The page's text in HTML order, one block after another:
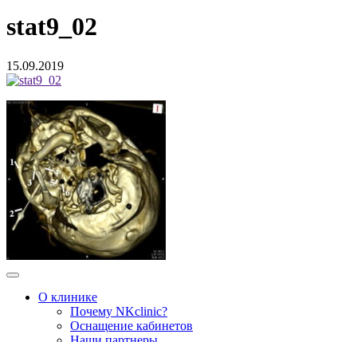
stat9_02
15.09.2019
О клинике
Почему NKclinic?
Оснащение кабинетов